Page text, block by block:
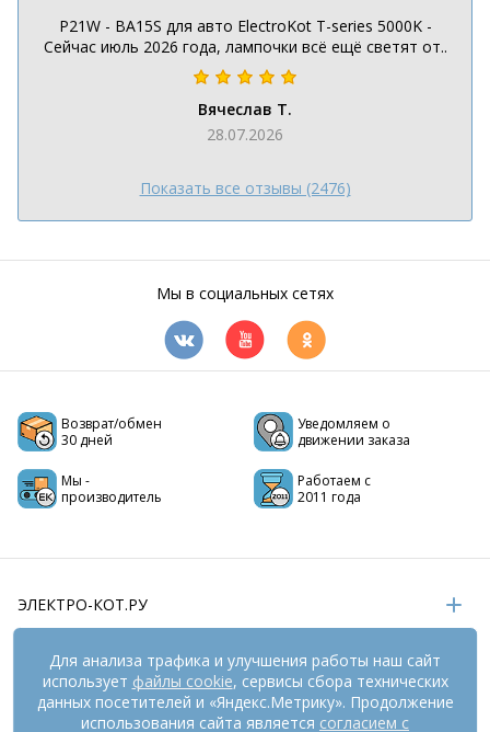
P21W - BA15S для авто ElectroKot T-series 5000K -
Сейчас июль 2026 года, лампочки всё ещё светят от..
Вячеслав Т.
28.07.2026
Показать все отзывы (2476)
Мы в социальных сетях
Возврат/обмен
30 дней
Уведомляем о
движении заказа
Мы -
производитель
Работаем с
2011 года
ЭЛЕКТРО-КОТ.РУ
ИНФОРМАЦИЯ
РЕКВИЗИТЫ
Для анализа трафика и улучшения работы наш сайт
использует файлы cookie, сервисы сбора технических
данных посетителей и «Яндекс.Метрику». Продолжение
использования сайта является согласием с